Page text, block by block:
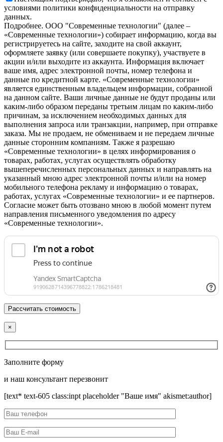
условиями политики конфиденциальности на отправку
данных.
Подробнее. OOO "Современные технологии" (далее –
«Современные технологии») собирает информацию, когда вы
регистрируетесь на сайте, заходите на свой аккаунт,
оформляете заявку (или совершаете покупку), участвуете в
акции и/или выходите из аккаунта. Информация включает
ваше имя, адрес электронной почты, номер телефона и
данные по кредитной карте. «Современные технологии»
является единственным владельцем информации, собранной
на данном сайте. Ваши личные данные не будут проданы или
каким-либо образом переданы третьим лицам по каким-либо
причинам, за исключением необходимых данных для
выполнения запроса или транзакции, например, при отправке
заказа. Мы не продаем, не обмениваем и не передаем личные
данные сторонним компаниям. Также я разрешаю
«Современные технологии» в целях информирования о
товарах, работах, услугах осуществлять обработку
вышеперечисленных персональных данных и направлять на
указанный мною адрес электронной почты и/или на номер
мобильного телефона рекламу и информацию о товарах,
работах, услугах «Современные технологии» и ее партнеров.
Согласие может быть отозвано мною в любой момент путем
направления письменного уведомления по адресу
«Современные технологии».
×
Заполните форму
и наш консультант перезвонит
[text* text-605 class:inpt placeholder "Ваше имя" akismet:author]